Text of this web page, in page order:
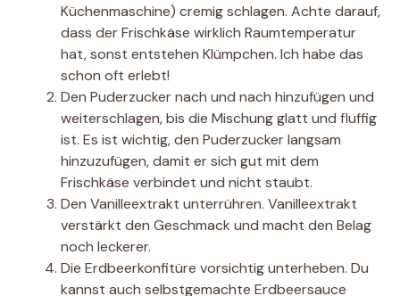
Küchenmaschine) cremig schlagen. Achte darauf,
dass der Frischkäse wirklich Raumtemperatur
hat, sonst entstehen Klümpchen. Ich habe das
schon oft erlebt!
Den Puderzucker nach und nach hinzufügen und
weiterschlagen, bis die Mischung glatt und fluffig
ist. Es ist wichtig, den Puderzucker langsam
hinzuzufügen, damit er sich gut mit dem
Frischkäse verbindet und nicht staubt.
Den Vanilleextrakt unterrühren. Vanilleextrakt
verstärkt den Geschmack und macht den Belag
noch leckerer.
Die Erdbeerkonfitüre vorsichtig unterheben. Du
kannst auch selbstgemachte Erdbeersauce